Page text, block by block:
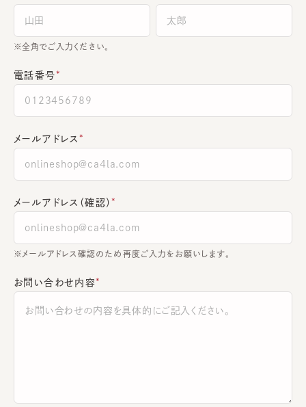
全角でご入力ください。
電話番号
メールアドレス
メールアドレス（確認）
※メールアドレス確認のため再度ご入力をお願いします。
お問い合わせ内容